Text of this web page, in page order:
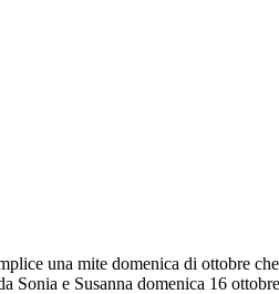
una mite domenica di ottobre
Sonia e Susanna domenica 16